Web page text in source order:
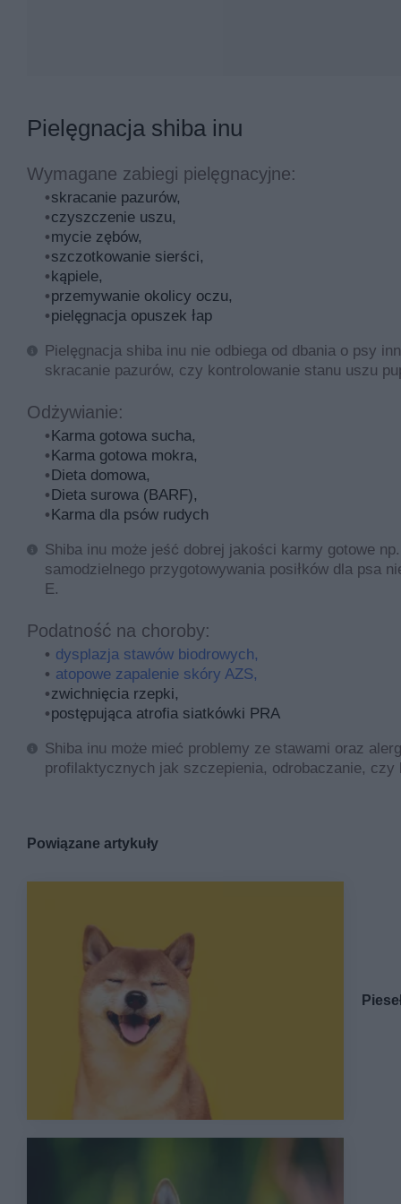
Pielęgnacja shiba inu
Wymagane zabiegi pielęgnacyjne:
skracanie pazurów,
czyszczenie uszu,
mycie zębów,
szczotkowanie sierści,
kąpiele,
przemywanie okolicy oczu,
pielęgnacja opuszek łap
Pielęgnacja shiba inu nie odbiega od dbania o psy
skracanie pazurów, czy kontrolowanie stanu uszu
Odżywianie:
Karma gotowa sucha,
Karma gotowa mokra,
Dieta domowa,
Dieta surowa (BARF),
Karma dla psów rudych
Shiba inu może jeść dobrej jakości karmy gotowe
samodzielnego przygotowywania posiłków dla psa
E.
Podatność na choroby:
dysplazja stawów biodrowych,
atopowe zapalenie skóry AZS,
zwichnięcia rzepki,
postępująca atrofia siatkówki PRA
Shiba inu może mieć problemy ze stawami oraz
profilaktycznych jak szczepienia, odrobaczanie, czy
Powiązane artykuły